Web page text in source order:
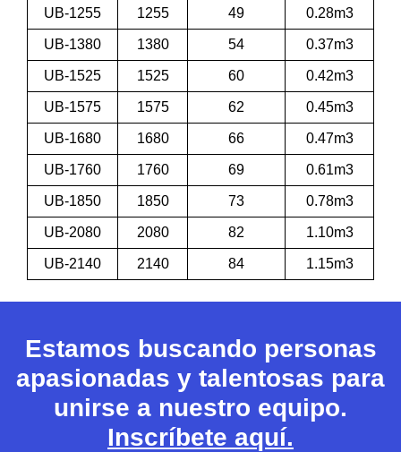
UB-1255 1255 49 0.28m3
UB-1380 1380 54 0.37m3
UB-1525 1525 60 0.42m3
UB-1575 1575 62 0.45m3
UB-1680 1680 66 0.47m3
UB-1760 1760 69 0.61m3
UB-1850 1850 73 0.78m3
UB-2080 2080 82 1.10m3
UB-2140 2140 84 1.15m3
Estamos buscando personas
apasionadas y talentosas para
unirse a nuestro equipo.
Inscríbete aquí.